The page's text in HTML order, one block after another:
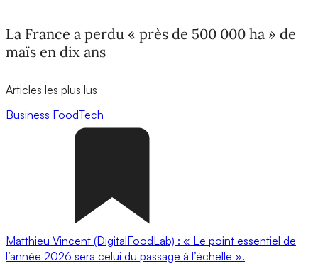
La France a perdu « près de 500 000 ha » de
maïs en dix ans
Articles les plus lus
Business FoodTech
Matthieu Vincent (DigitalFoodLab) : « Le point essentiel de
l’année 2026 sera celui du passage à l’échelle ».